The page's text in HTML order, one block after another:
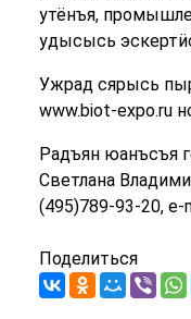
утёнъя,
удысысь
Ужрад сярысь
www.biot-expo.ru
Радъян юанъсъя
Светлана
(495)789-93-20, e-
Поделиться